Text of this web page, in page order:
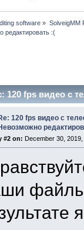
software » SolveigMM
редактировать :(
120 fps видео с
120 fps видео с
#2 on: December 30,